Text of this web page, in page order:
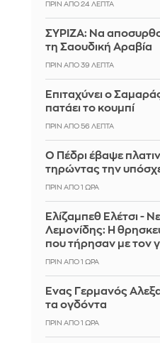
ΠΡΙΝ ΑΠΌ 24 ΛΕΠΤΆ
ΣΥΡΙΖΑ: Να
τη Σαουδική Αραβία
ΠΡΙΝ ΑΠΌ 39 ΛΕΠΤΆ
Επιταχύνει ο
πατάει το κουμπί
ΠΡΙΝ ΑΠΌ 56 ΛΕΠΤΆ
Ο Πέδρι έβαψε
τηρώντας την
ΠΡΙΝ ΑΠΌ 1 ΏΡΑ
Ελίζαμπεθ Ελέτσι -
Λεμονίδης: Η
που τήρησαν με τον
ΠΡΙΝ ΑΠΌ 1 ΏΡΑ
Ένας Γερμανός
τα ογδόντα
ΠΡΙΝ ΑΠΌ 1 ΏΡΑ